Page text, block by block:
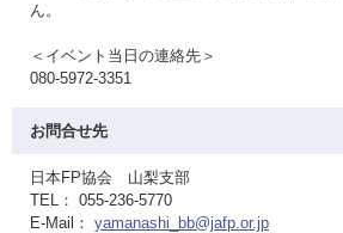
ん。
＜イベント当日の連絡先＞
080-5972-3351
お問合せ先
日本FP協会 山梨支部
TEL： 055-236-5770
E-Mail： yamanashi_bb@jafp.or.jp